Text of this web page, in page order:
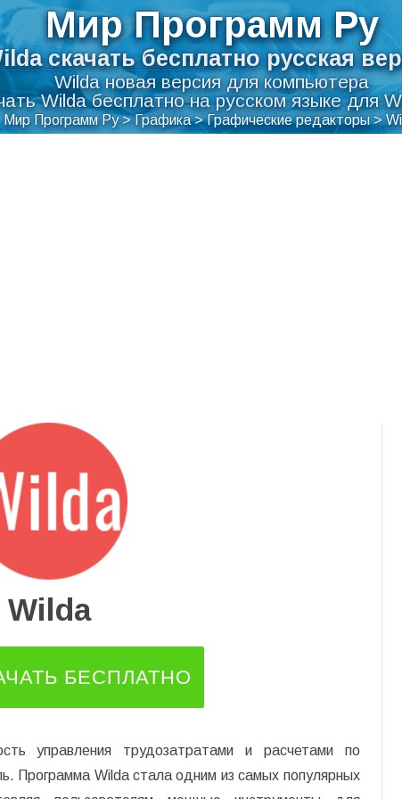
Мир Программ Ру
скачать бесплатно русская
Wilda новая версия для компьютера
Wilda бесплатно на русском языке для
Мир Программ Ру>Графика>Графические редакторы>
Wilda
БЕСПЛАТНО
управления трудозатратами и расчетами по
Программа Wilda стала одним из самых популярных